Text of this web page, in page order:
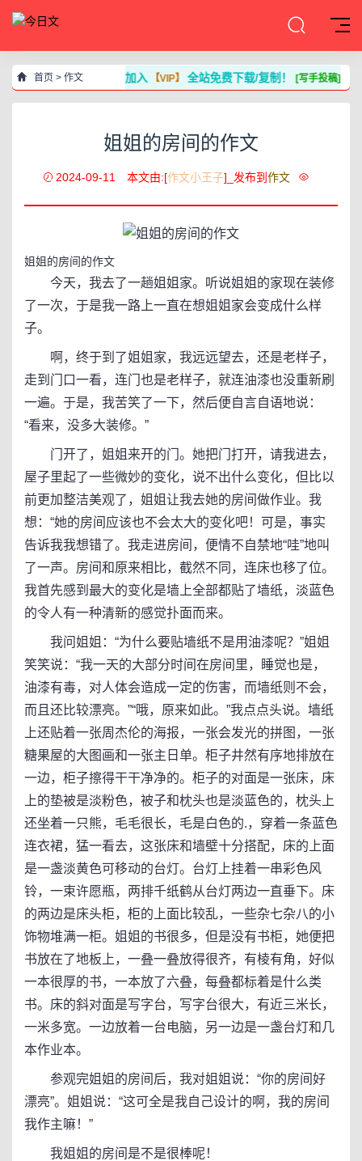
首页 > 作文 加入【VIP】 全站免费下载/复制！ [写手投稿]
姐姐的房间的作文
2024-09-11 本文由:[作文小王子]_发布到 作文
姐姐的房间的作文
今天，我去了一趟姐姐家。听说姐姐的家现在装修
了一次，于是我一路上一直在想姐姐家会变成什么样
子。
啊，终于到了姐姐家，我远远望去，还是老样子，
走到门口一看，连门也是老样子，就连油漆也没重新刷
一遍。于是，我苦笑了一下，然后便自言自语地说：
“看来，没多大装修。”
门开了，姐姐来开的门。她把门打开，请我进去，
屋子里起了一些微妙的变化，说不出什么变化，但比以
前更加整洁美观了，姐姐让我去她的房间做作业。我
想：“她的房间应该也不会太大的变化吧！可是，事实
告诉我我想错了。我走进房间，便情不自禁地“哇”地叫
了一声。房间和原来相比，截然不同，连床也移了位。
我首先感到最大的变化是墙上全部都贴了墙纸，淡蓝色
的令人有一种清新的感觉扑面而来。
我问姐姐：“为什么要贴墙纸不是用油漆呢？”姐姐
笑笑说：“我一天的大部分时间在房间里，睡觉也是，
油漆有毒，对人体会造成一定的伤害，而墙纸则不会，
而且还比较漂亮。”“哦，原来如此。”我点点头说。墙纸
上还贴着一张周杰伦的海报，一张会发光的拼图，一张
糖果屋的大图画和一张主日单。柜子井然有序地排放在
一边，柜子擦得干干净净的。柜子的对面是一张床，床
上的垫被是淡粉色，被子和枕头也是淡蓝色的，枕头上
还坐着一只熊，毛毛很长，毛是白色的.，穿着一条蓝色
连衣裙，猛一看去，这张床和墙壁十分搭配，床的上面
是一盏淡黄色可移动的台灯。台灯上挂着一串彩色风
铃，一束许愿瓶，两排千纸鹤从台灯两边一直垂下。床
的两边是床头柜，柜的上面比较乱，一些杂七杂八的小
饰物堆满一柜。姐姐的书很多，但是没有书柜，她便把
书放在了地板上，一叠一叠放得很齐，有棱有角，好似
一本很厚的书，一本放了六叠，每叠都标着是什么类
书。床的斜对面是写字台，写字台很大，有近三米长，
一米多宽。一边放着一台电脑，另一边是一盏台灯和几
本作业本。
参观完姐姐的房间后，我对姐姐说：“你的房间好
漂亮”。姐姐说：“这可全是我自己设计的啊，我的房间
我作主嘛！”
我姐姐的房间是不是很棒呢！